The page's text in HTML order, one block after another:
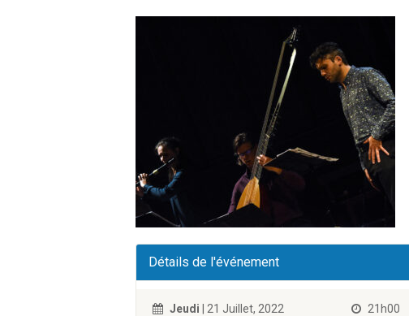
Détails de l'événement
Jeudi | 21 Juillet, 2022 21h00